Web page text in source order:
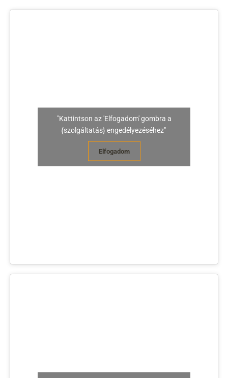
"Kattintson az 'Elfogadom' gombra a
{szolgáltatás} engedélyezéséhez"
Elfogadom